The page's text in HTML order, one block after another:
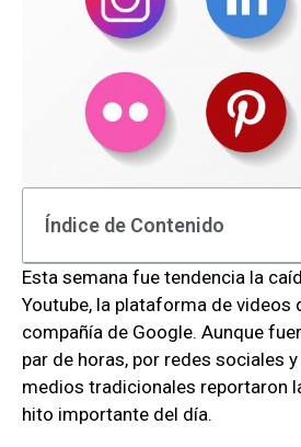
Índice de Contenido
Esta semana fue tendencia la
Youtube, la plataforma de videos
compañía de Google. Aunque
par de horas, por redes sociales
medios tradicionales reportaron
hito importante del día.